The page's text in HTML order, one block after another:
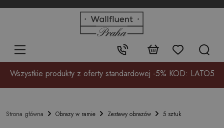
Kontakt:
+48
17
Wszystkie produkty z oferty standardowej -5% KOD: LATO5
Strona główna Obrazy w ramie Zestawy obrazów 5 sztuk